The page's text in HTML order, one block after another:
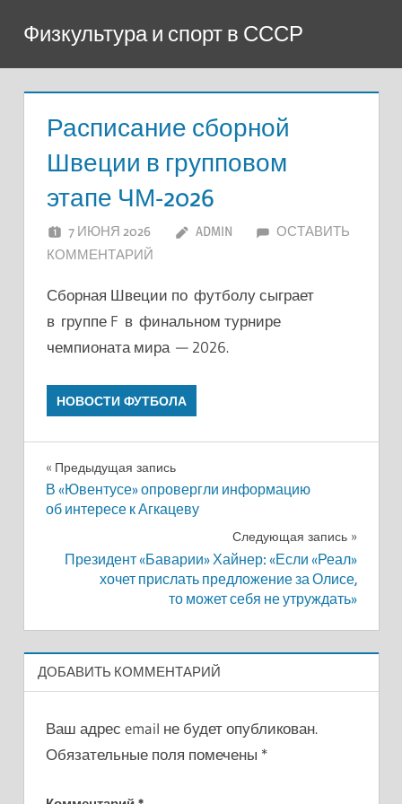
содержимому
Физкультура и спорт в СССР
Расписание сборной
Швеции в групповом
этапе ЧМ-2026
7 ИЮНЯ 2026 ADMIN
ОСТАВИТЬ
КОММЕНТАРИЙ
Сборная Швеции по футболу сыграет
в группе F в финальном турнире
чемпионата мира — 2026.
НОВОСТИ ФУТБОЛА
Навигация
по
Предыдущая запись
В «Ювентусе» опровергли информацию
об интересе к Агкацеву
Следующая запись
Президент «Баварии» Хайнер: «Если «Реал»
хочет прислать предложение за Олисе,
то может себя не утруждать»
ДОБАВИТЬ КОММЕНТАРИЙ
Ваш адрес email не будет опубликован.
Обязательные поля помечены *